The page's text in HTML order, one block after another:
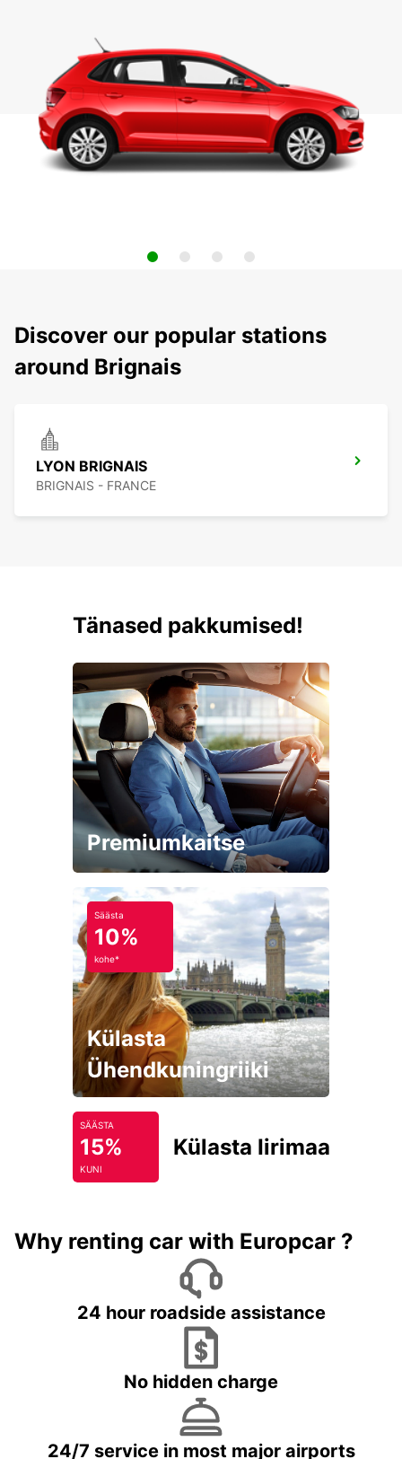
Discover our popular stations
around Brignais
LYON BRIGNAIS
BRIGNAIS - FRANCE
Tänased pakkumised!
Premiumkaitse
Säästa
10%
kohe*
Külasta
Ühendkuningriiki
SÄÄSTA
15%
KUNI
Külasta Iirimaad
Why renting car with Europcar ?
24 hour roadside assistance
No hidden charge
24/7 service in most major airports